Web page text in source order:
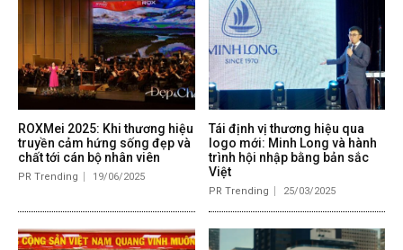
ROXMei 2025: Khi thương hiệu
truyền cảm hứng sống đẹp và
chất tới cán bộ nhân viên
PR Trending 19/06/2025
Tái định vị thương hiệu qua
logo mới: Minh Long và hành
trình hội nhập bằng bản sắc
Việt
PR Trending 25/03/2025